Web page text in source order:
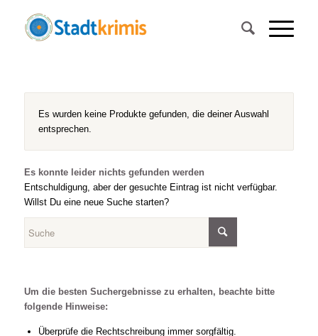
Es wurden keine Produkte gefunden, die deiner Auswahl
entsprechen.
Es konnte leider nichts gefunden werden
Entschuldigung, aber der gesuchte Eintrag ist nicht verfügbar.
Willst Du eine neue Suche starten?
Um die besten Suchergebnisse zu erhalten, beachte bitte
folgende Hinweise:
Überprüfe die Rechtschreibung immer sorgfältig.